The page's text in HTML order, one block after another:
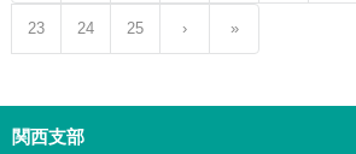
23 24 25 › »
関西支部